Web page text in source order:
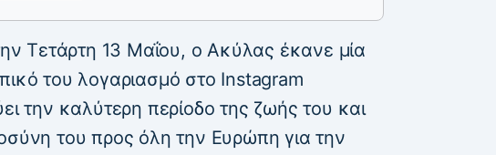
Τετάρτη 13 Μαΐου, ο Ακύλας έκανε μία
του λογαριασμό στο Instagram
την καλύτερη περίοδο της ζωής του και
του προς όλη την Ευρώπη για την